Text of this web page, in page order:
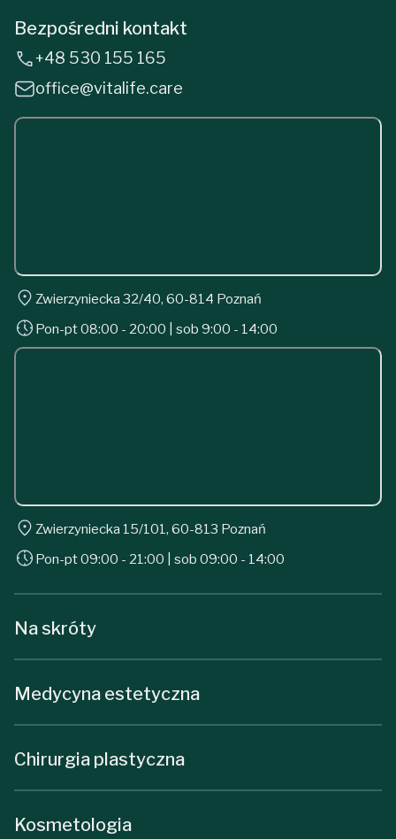
Bezpośredni kontakt
+48 530 155 165
office@vitalife.care
Zwierzyniecka 32/40, 60-814 Poznań
Pon-pt 08:00 - 20:00 | sob 9:00 - 14:00
Zwierzyniecka 15/101, 60-813 Poznań
Pon-pt 09:00 - 21:00 | sob 09:00 - 14:00
Na skróty
Medycyna estetyczna
Chirurgia plastyczna
Kosmetologia